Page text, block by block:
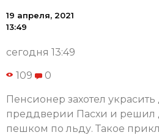
19 апреля, 2021
13:49
сегодня 13:49
109 0
Пенсионер захотел
преддверии Пасхи и
пешком по льду. Такое